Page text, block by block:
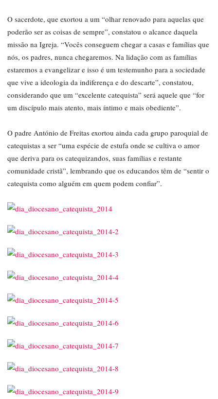
O sacerdote, que exortou a um “olhar renovado para aquelas que
poderão ser as coisas de sempre”, constatou o alcance daquela
missão na Igreja. “Vocês conseguem chegar a casas e famílias que
nós, os padres, nunca chegaremos. Na lidação com as famílias
estaremos a evangelizar e isso é um testemunho para a sociedade
que vive a ideologia da indiferença e do descarte”, constatou,
considerando que um “excelente catequista” será aquele que “for
um discípulo mais atento, mais íntimo e mais obediente”.
O padre António de Freitas exortou ainda cada grupo paroquial de
catequistas a ser “uma espécie de estufa onde se cultiva o amor
que deriva para os catequizandos, suas famílias e restante
comunidade cristã”, lembrando que os educandos têm de “sentir o
catequista como alguém em quem podem confiar”.